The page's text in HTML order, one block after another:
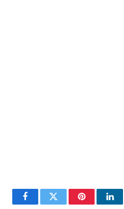
FacebookTwitter Pinterest